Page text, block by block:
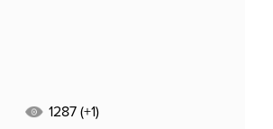
1287 (+1)